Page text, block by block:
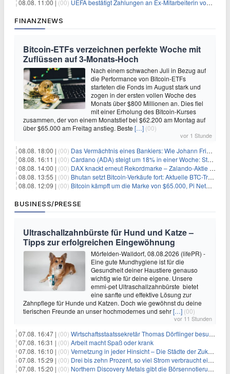
08.08. 11:00 | (00) UEFA bestätigt Zahlungen an Ex-Mitarbeiterin von Infantino
FINANZNEWS
Bitcoin-ETFs verzeichnen perfekte Woche mit
Zuflüssen auf 3-Monats-Hoch
Nach einem schwachen Juli in Bezug auf
die Performance von Bitcoin-ETFs
starteten die Fonds im August stark und
zogen in der ersten vollen Woche des
Monats über $800 Millionen an. Dies fiel
mit einer Erholung des Bitcoin-Kurses
zusammen, der von einem Monatstief bei $62.200 am Montag auf
über $65.000 am Freitag anstieg. Beste […] (00)
vor 1 Stunde
08.08. 18:00 | (00) Das Vermächtnis eines Bankiers: Wie Johann Friedrich Städel sein Imperium unsterblich machte
08.08. 16:11 | (00) Cardano (ADA) steigt um 18% in einer Woche: Steht ein Kurs von $0,30 bevor?
08.08. 14:00 | (00) DAX knackt erneut Rekordmarke – Zalando-Aktie crasht nach Quartalszahlen
08.08. 13:55 | (00) Bhutan setzt Bitcoin-Verkäufe fort: Aktuelle BTC-Transaktionen
08.08. 12:09 | (00) Bitcoin kämpft um die Marke von $65.000, Pi Network gewinnt an Unterstützung
BUSINESS/PRESSE
Ultraschallzahnbürste für Hund und Katze –
Tipps zur erfolgreichen Eingewöhnung
Mörfelden-Walldorf, 08.08.2026 (lifePR) -
Eine gute Mundhygiene ist für die
Gesundheit deiner Haustiere genauso
wichtig wie für deine eigene. Unsere
emmi-pet Ultraschallzahnbürste bietet
eine sanfte und effektive Lösung zur
Zahnpflege für Hunde und Katzen. Doch wie gewöhnst du deine
tierischen Freunde an unser hochmodernes und sehr[…] (00)
vor 11 Stunden
07.08. 16:47 | (00) Wirtschaftsstaatssekretär Thomas Dörflinger besucht Handwerksbetrieb im Kammerbezirk Freiburg
07.08. 16:31 | (00) Arbeit macht Spaß oder krank
07.08. 16:10 | (00) Vernetzung in jeder Hinsicht – Die Städte der Zukunft sind grün-blau
07.08. 15:29 | (00) Drei bis zehn Prozent, so viel Strom verbraucht ein Aufzug im Gebäude
07.08. 15:20 | (00) Northern Discovery Metals gibt die Börsennotierung an der Frankfurter Wertpapierbörse bekannt